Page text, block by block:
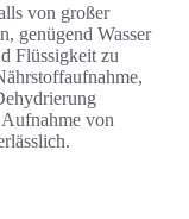
von großer
genügend Wasser
Flüssigkeit zu
von